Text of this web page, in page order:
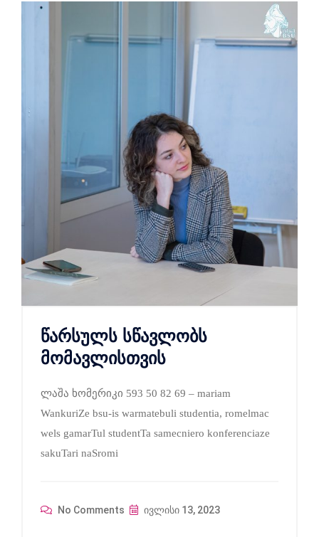
წარსულს სწავლობს
მომავლისთვის
ლაშა ხომერიკი 593 50 82 69 – mariam
WankuriZe bsu-is warmatebuli studentia, romelmac
wels gamarTul studentTa samecniero konferenciaze
sakuTari naSromi
No Comments ივლისი 13, 2023